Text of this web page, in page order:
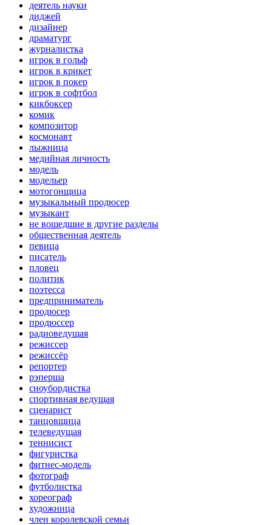
деятель науки
диджей
дизайнер
драматург
журналистка
игрок в гольф
игрок в крикет
игрок в покер
игрок в софтбол
кикбоксер
комик
композитор
космонавт
лыжница
медийная личность
модель
модельер
мотогонщица
музыкальный продюсер
музыкант
не вошедшие в другие разделы
общественная деятель
певица
писатель
пловец
политик
поэтесса
предприниматель
продюсер
продюссер
радиоведущая
режиссер
режиссёр
репортер
рэперша
сноубордистка
спортивная ведущая
сценарист
танцовщица
телеведущая
теннисист
фигуристка
фитнес-модель
фотограф
футболистка
хореограф
художница
член королевской семьи